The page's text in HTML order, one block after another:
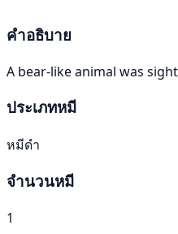
คำอธิบาย
A bear-like animal was
ประเภทหมี
หมีดำ
จำนวนหมี
1